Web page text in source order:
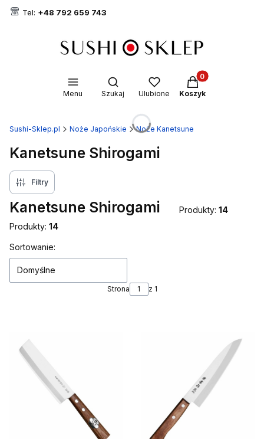
Tel: +48 792 659 743
Menu
Otwórz wyszukiwarkę
Szukaj Ulubione
Produkty w
Koszyk
Sushi-Sklep.pl Noże Japońskie Noże Kanetsune
Kanetsune Shirogami
Filtry
Kanetsune Shirogami Produkty: 14
Produkty: 14
Lista produktów
Sortowanie:
Domyślne
Strona z 1